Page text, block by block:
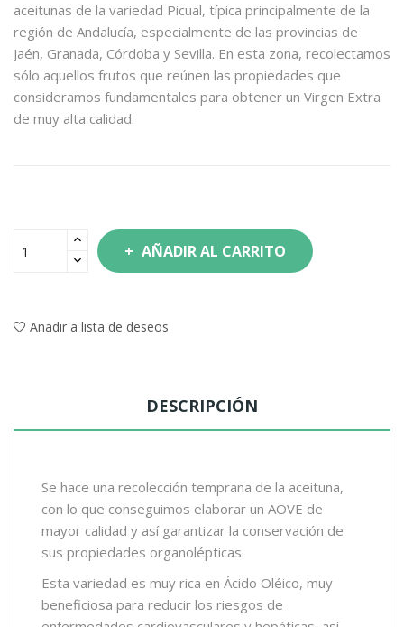
aceitunas de la variedad Picual, típica principalmente de la
región de Andalucía, especialmente de las provincias de
Jaén, Granada, Córdoba y Sevilla. En esta zona, recolectamos
sólo aquellos frutos que reúnen las propiedades que
consideramos fundamentales para obtener un Virgen Extra
de muy alta calidad.
AÑADIR AL CARRITO
Añadir a lista de deseos
DESCRIPCIÓN
Se hace una recolección temprana de la aceituna,
con lo que conseguimos elaborar un AOVE de
mayor calidad y así garantizar la conservación de
sus propiedades organolépticas.
Esta variedad es muy rica en Ácido Oléico, muy
beneficiosa para reducir los riesgos de